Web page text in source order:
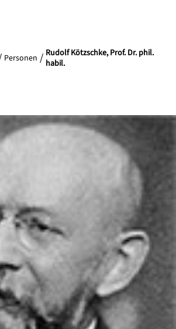
Personen
Rudolf Kötzschke, Prof. Dr. phil.
habil.